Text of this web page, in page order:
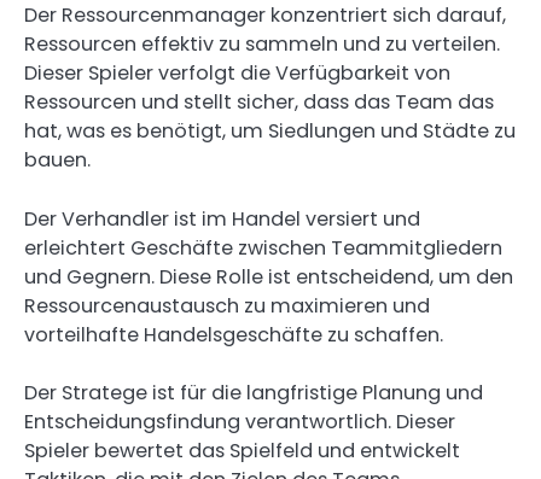
Der Ressourcenmanager konzentriert sich darauf,
Ressourcen effektiv zu sammeln und zu verteilen.
Dieser Spieler verfolgt die Verfügbarkeit von
Ressourcen und stellt sicher, dass das Team das
hat, was es benötigt, um Siedlungen und Städte zu
bauen.
Der Verhandler ist im Handel versiert und
erleichtert Geschäfte zwischen Teammitgliedern
und Gegnern. Diese Rolle ist entscheidend, um den
Ressourcenaustausch zu maximieren und
vorteilhafte Handelsgeschäfte zu schaffen.
Der Stratege ist für die langfristige Planung und
Entscheidungsfindung verantwortlich. Dieser
Spieler bewertet das Spielfeld und entwickelt